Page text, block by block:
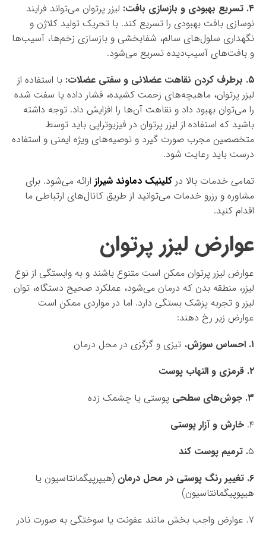
۴. تسریع بهبودی و بازسازی بافت:
لیزر پرتوان می‌تواند فرایند
نوسازی بافت بهبودی را تسریع کند. با تحریک تولید کلاژن و
نگهداری سلول‌های سالم، شفابخشی و بازسازی زخم‌ها، آسیب‌ها
و بافت‌های آسیب‌دیده تسریع می‌شود.
۵. برطرف کردن نقاهت عضلانی و سفتی عضلات:
با استفاده از
لیزر پرتوان، ماهیچه‌های زحمت کشیده، فشار داده یا سفت شده
را می‌توان بهبود داد و نقاهت آن‌ها را افزایش داد. توجه داشته
باشید که استفاده از لیزر پرتوان در فیزیوتراپی باید توسط
متخصصین مجرب صورت گیرد و توصیه‌های ویژه ایمنی و استفاده
درست باید رعایت شود.
تمامی خدمات بالا در کلینیک دماوند شیراز ارائه می‌شود. برای
مشاوره و رزرو خدمات می‌توانید از طریق کانال‌های ارتباطی ما
اقدام کنید.
عوارض لیزر پرتوان
عوارض لیزر پرتوان ممکن است متنوع باشند و به وابستگی از نوع
لیزر، منطقه بدن که درمان می‌شود، عملکرد صحیح دستگاه، توان
لیزر و تجربه پزشک بستگی دارد. اما در مواردی ممکن است
عوارض زیر رخ دهند:
۱. احساس سوزش
، تیزی و گزگزی در محل درمان
۲. قرمزی و التهاب پوست
۳. جوش‌های سطحی
پوستی یا چشمک زده
۴. خارش و آزار پوستی
۵. ترمیم پوست کند
۶. تغییر رنگ پوستی در محل درمان
(هیپرپیگمانتاسیون یا
هیپوپیگمانتاسیون)
۷. عوارض واجب بخش مانند عفونت یا سوختگی به صورت نادر